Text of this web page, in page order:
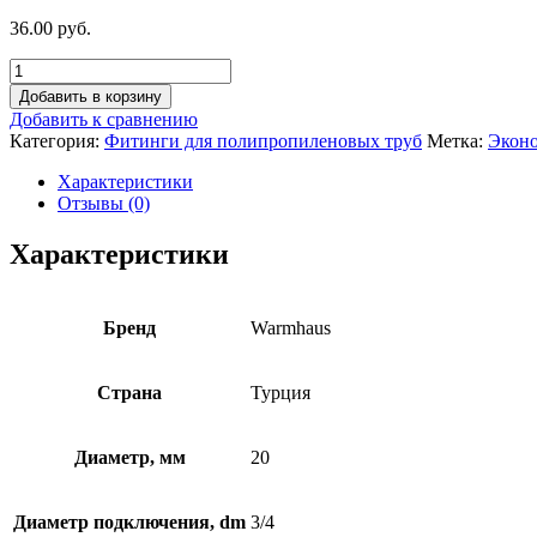
36.00 руб.
Добавить в корзину
Добавить к сравнению
Категория: Фитинги для полипропиленовых труб Метка:
Характеристики
Отзывы (0)
Характеристики
Бренд Warmhaus
Страна Турция
Диаметр, мм 20
Диаметр подключения, dm 3/4